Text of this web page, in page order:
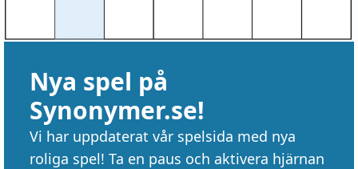
Nya spel på
Synonymer.se!
Vi har uppdaterat vår spelsida med nya
roliga spel! Ta en paus och aktivera hjärnan